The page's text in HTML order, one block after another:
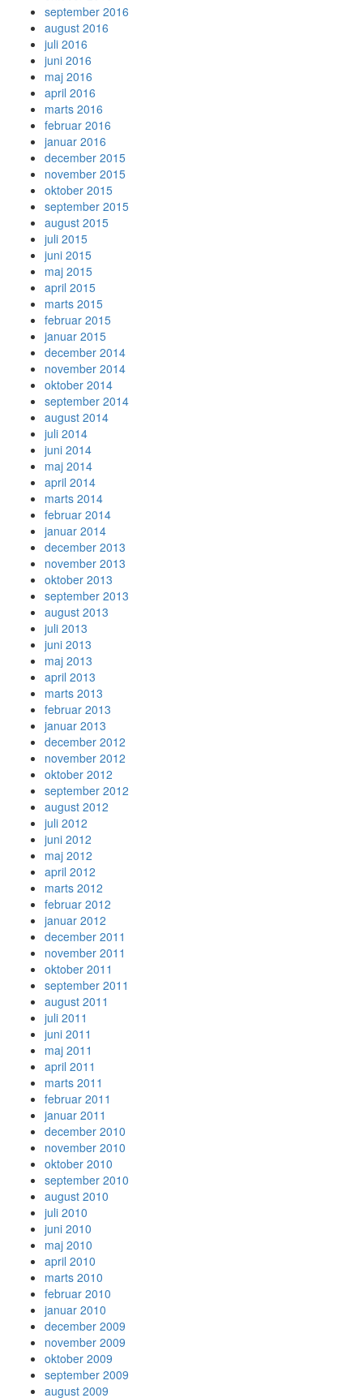
september 2016
august 2016
juli 2016
juni 2016
maj 2016
april 2016
marts 2016
februar 2016
januar 2016
december 2015
november 2015
oktober 2015
september 2015
august 2015
juli 2015
juni 2015
maj 2015
april 2015
marts 2015
februar 2015
januar 2015
december 2014
november 2014
oktober 2014
september 2014
august 2014
juli 2014
juni 2014
maj 2014
april 2014
marts 2014
februar 2014
januar 2014
december 2013
november 2013
oktober 2013
september 2013
august 2013
juli 2013
juni 2013
maj 2013
april 2013
marts 2013
februar 2013
januar 2013
december 2012
november 2012
oktober 2012
september 2012
august 2012
juli 2012
juni 2012
maj 2012
april 2012
marts 2012
februar 2012
januar 2012
december 2011
november 2011
oktober 2011
september 2011
august 2011
juli 2011
juni 2011
maj 2011
april 2011
marts 2011
februar 2011
januar 2011
december 2010
november 2010
oktober 2010
september 2010
august 2010
juli 2010
juni 2010
maj 2010
april 2010
marts 2010
februar 2010
januar 2010
december 2009
november 2009
oktober 2009
september 2009
august 2009